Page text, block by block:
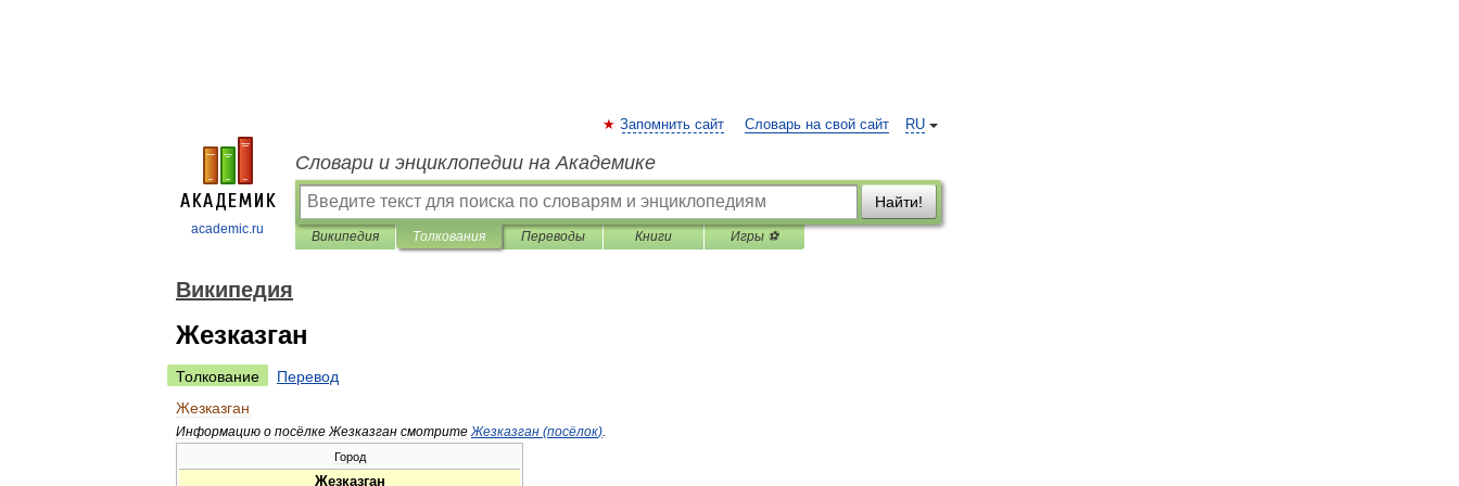
academic.ru
RU
Запомнить сайт Словарь на свой сайт
Словари и энциклопедии на Академике
Найти!
Википедия Толкования Переводы Книги Игры ⚽
Википедия
Жезказган
Толкование
Перевод
Жезказган
Информацию о посёлке Жезказган смотрите Жезказган (посёлок)
Город
Жезказган